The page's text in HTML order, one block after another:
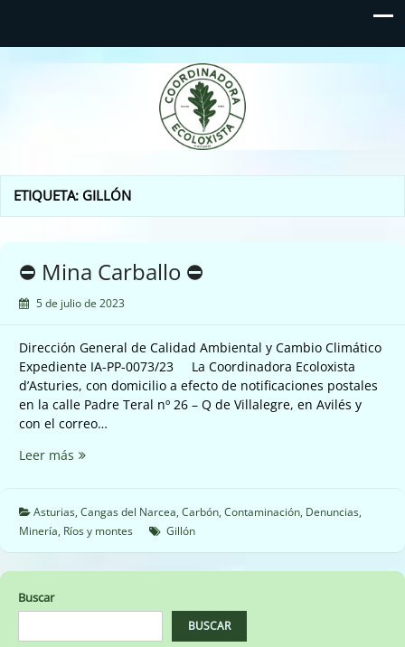
Coordinadora Ecoloxista
d'Asturies
ETIQUETA: GILLÓN
⛔️ Mina Carballo ⛔️
5 de julio de 2023
Dirección General de Calidad Ambiental y Cambio Climático
Expediente IA-PP-0073/23 La Coordinadora Ecoloxista
d’Asturies, con domicilio a efecto de notificaciones postales
en la calle Padre Teral nº 26 – Q de Villalegre, en Avilés y
con el correo…
Leer más ⛔️
⛔️
Asturias, Cangas del Narcea, Carbón, Contaminación, Denuncias,
Minería, Ríos y montes Gillón
Buscar
BUSCAR